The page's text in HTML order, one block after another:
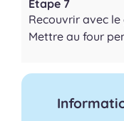
Étape 7
Recouvrir avec
Mettre au four